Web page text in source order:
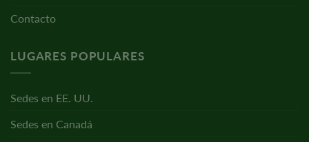
Contacto
LUGARES POPULARES
Sedes en EE. UU.
Sedes en Canadá